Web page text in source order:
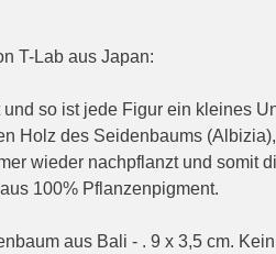
T-Lab aus Japan:
so ist jede Figur ein kleines
Holz des Seidenbaums
wieder nachpflanzt und somit
100% Pflanzenpigment.
aus Bali - . 9 x 3,5 cm.